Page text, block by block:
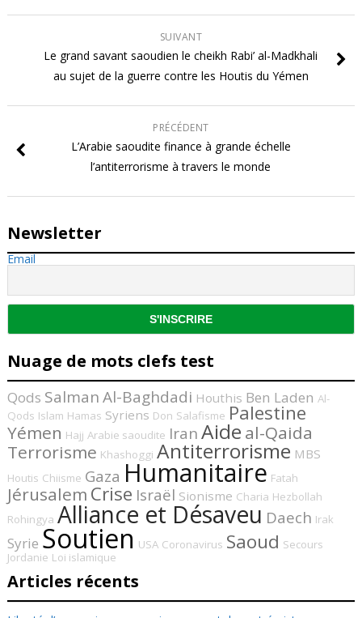
SUIVANT
Le grand savant saoudien le cheikh Rabi’ al-Madkhali
au sujet de la guerre contre les Houtis du Yémen
PRÉCÉDENT
L’Arabie saoudite finance à grande échelle
l’antiterrorisme à travers le monde
Newsletter
Email
Nuage de mots clefs test
Qods SalmanAl-Baghdadi Houthis Ben Laden Al-
Qods Islam Hamas Syriens Don Salafisme Palestine
Yémen Hajj Arabie saoudite IranAide al-Qaida
Terrorisme Khashoggi Antiterrorisme MBS
Houtis Chiisme Gaza Humanitaire Fatah
Jérusalem Crise Israël Sionisme Charia Hezbollah
Rohingya Alliance et Désaveu Daech Irak
Syrie Soutien USA Coronavirus Saoud Secours
Jordanie Loi islamique
Articles récents